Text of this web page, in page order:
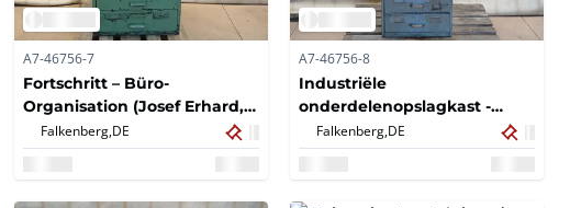
A7-46756-7
Fortschritt – Büro-
Organisation (Josef Erhard,
Würzburg) - Industriële
onderdelenopslagkast -
onderdelenopslagkast
Falkenberg, DE
A7-46756-8
Industriële
onderdelenopslagkast -
Stalen meerladekast met
pneumatische
Falkenberg, DE